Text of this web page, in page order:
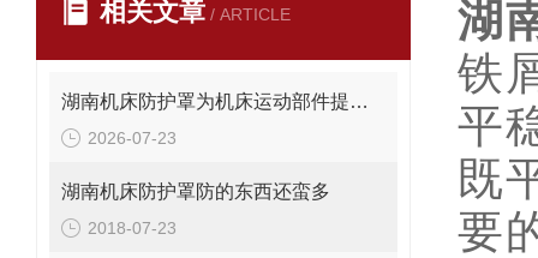
相关文章 / ARTICLE
湖南机床防护罩为机床运动部件提供安全保护
2026-07-23
湖南机床防护罩防的东西还蛮多
2018-07-23
湖
铁
平
既
要